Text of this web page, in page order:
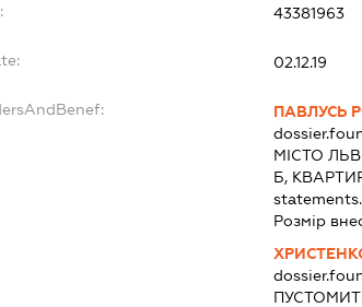
43381963
02.12.19
ПАВЛУСЬ
МІСТО
Б,
Розмір